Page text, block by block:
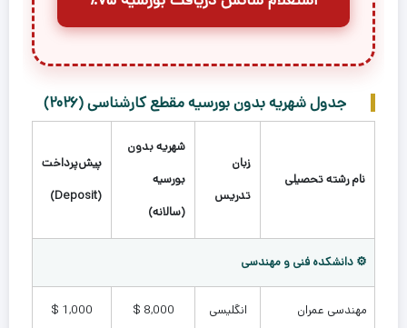
جدول شهریه بدون بورسیه مقطع کارشناسی (۲۰۲۶)
نام رشته تحصیلی
زبان
تدریس
شهریه بدون
بورسیه
(سالانه)
پیش‌پرداخت
(Deposit)
⚙️ دانشکده فنی و مهندسی
مهندسی عمران انگلیسی 8,000 $
1,000 $